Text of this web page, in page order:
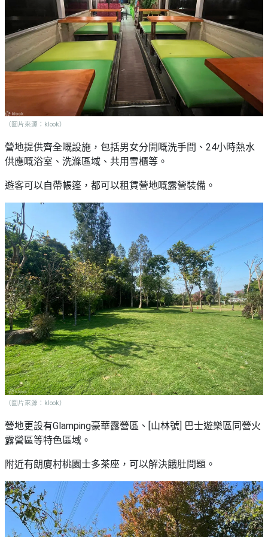
（圖片來源：klook）
營地提供齊全嘅設施，包括男女分開嘅洗手間、24小時熱水
供應嘅浴室、洗滌區域、共用雪櫃等。
遊客可以自帶帳篷，都可以租賃營地嘅露營裝備。
（圖片來源：klook）
營地更設有Glamping豪華露營區、[山林號] 巴士遊樂區同營火
露營區等特色區域。
附近有朗廈村桃園士多茶座，可以解決餓肚問題。